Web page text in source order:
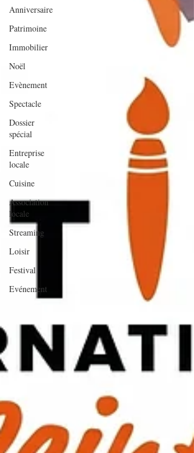
Anniversaire
Patrimoine
Immobilier
Noël
Evènement
Spectacle
Dossier
spécial
Entreprise
locale
Cuisine
Association
locale
Streaming
Loisir
Festival
Evénement